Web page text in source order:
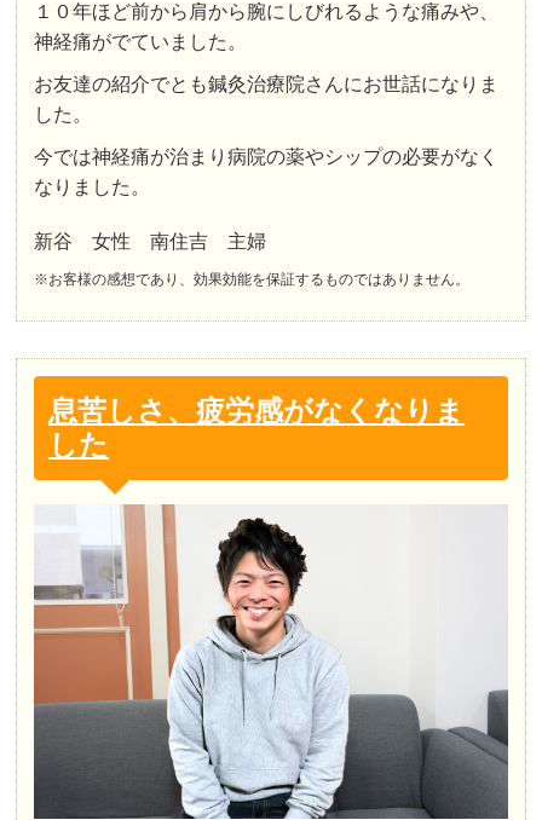
１０年ほど前から肩から腕にしびれるような痛みや、
神経痛がでていました。
お友達の紹介でとも鍼灸治療院さんにお世話になりま
した。
今では神経痛が治まり病院の薬やシップの必要がなく
なりました。
新谷 女性 南住吉 主婦
※お客様の感想であり、効果効能を保証するものではありません。
息苦しさ、疲労感がなくなりま
した